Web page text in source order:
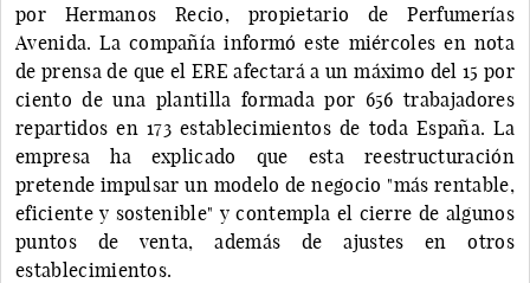
por Hermanos Recio, propietario de Perfumerías
Avenida. La compañía informó este miércoles en nota
de prensa de que el ERE afectará a un máximo del 15 por
ciento de una plantilla formada por 656 trabajadores
repartidos en 173 establecimientos de toda España. La
empresa ha explicado que esta reestructuración
pretende impulsar un modelo de negocio "más rentable,
eficiente y sostenible" y contempla el cierre de algunos
puntos de venta, además de ajustes en otros
establecimientos.